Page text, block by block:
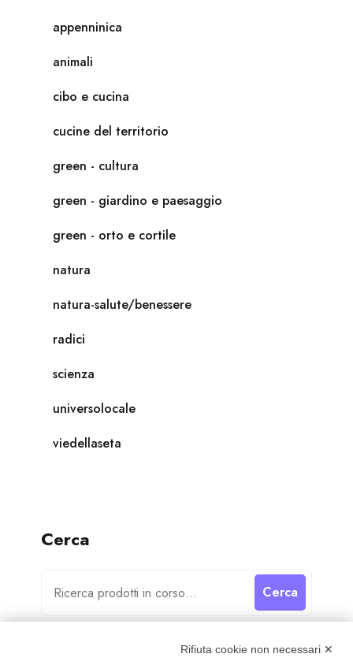
appenninica
animali
cibo e cucina
cucine del territorio
green - cultura
green - giardino e paesaggio
green - orto e cortile
natura
natura-salute/benessere
radici
scienza
universolocale
viedellaseta
Cerca
Cerca
Rifiuta cookie non necessari ✕